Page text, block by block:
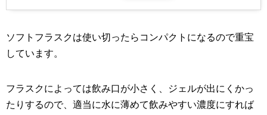
ソフトフラスクは使い切ったらコンパクトになるので重宝
しています。
フラスクによっては飲み口が小さく、ジェルが出にくかっ
たりするので、適当に水に薄めて飲みやすい濃度にすれば